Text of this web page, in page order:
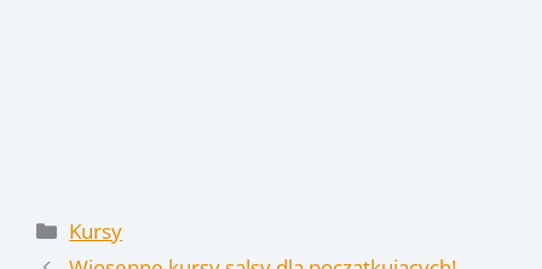
Kategorie
Kursy